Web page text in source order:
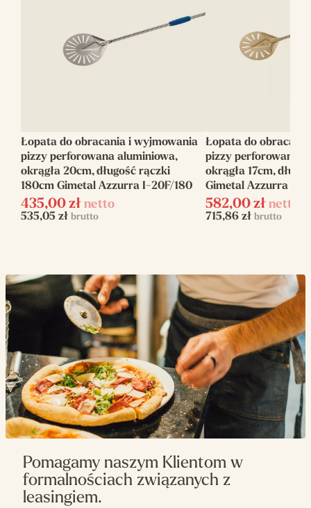
Długość
całkowita(cm)
Linia Gold
Łopata do obracania i wyjmowania
pizzy perforowana aluminiowa,
okrągła 20cm, długość rączki
180cm Gimetal Azzurra I-20F/180
435,00 zł netto
535,05 zł brutto
Łopata do
pizzy perforowana
okrągła 17cm,
Gimetal Azzurra IV-
582,00 zł netto
715,86 zł brutto
Pomagamy naszym Klientom w
formalnościach związanych z
leasingiem.